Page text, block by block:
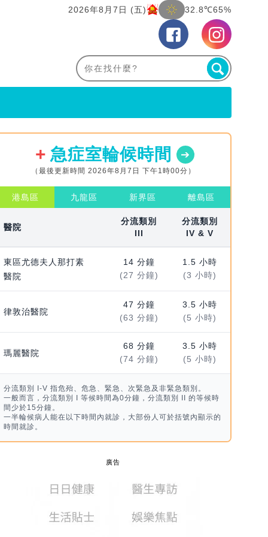
2026年8月7日 (五) 32.8℃65%
急症室輪候時間
（最後更新時間 2026年8月7日 下午1時00分）
港島區 九龍區 新界區 離島區
醫院
分流類別
III
分流類別
IV & V
東區尤德夫人那打素
醫院
14 分鐘
(27 分鐘)
1.5 小時
(3 小時)
律敦治醫院
47 分鐘
(63 分鐘)
3.5 小時
(5 小時)
瑪麗醫院
68 分鐘
(74 分鐘)
3.5 小時
(5 小時)
分流類別 I-V 指危殆、危急、緊急、次緊急及非緊急類別。
一般而言，分流類別 I 等候時間為0分鐘，分流類別 II 的等候時
間少於15分鐘。
一半輪候病人能在以下時間內就診，大部份人可於括號內顯示的
時間就診。
廣告